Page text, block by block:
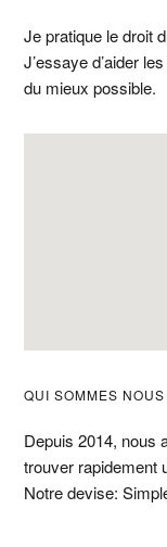
Je pratique le droit
J’essaye d’aider
du mieux possible.
Barre
latérale
QUI SOMMES NOUS
Depuis 2014, nous
trouver rapidement
Notre devise: